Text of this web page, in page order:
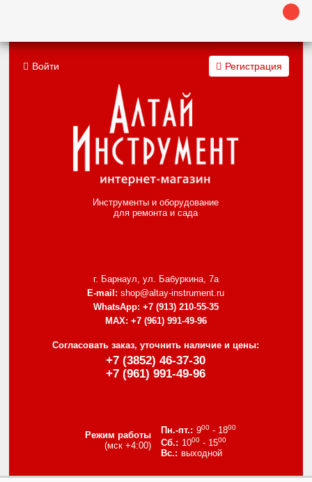
Инструменты и оборудование
для ремонта и сада
г. Барнаул, ул. Бабуркина, 7а
E-mail: shop@altay-instrument.ru
WhatsApp: +7 (913) 210-55-35
MAX: +7 (961) 991-49-96
Согласовать заказ, уточнить наличие и цены:
+7 (3852) 46-37-30
+7 (961) 991-49-96
Режим работы
(мск +4:00)
900- 1800
1000- 1500
выходной
Войти Регистрация